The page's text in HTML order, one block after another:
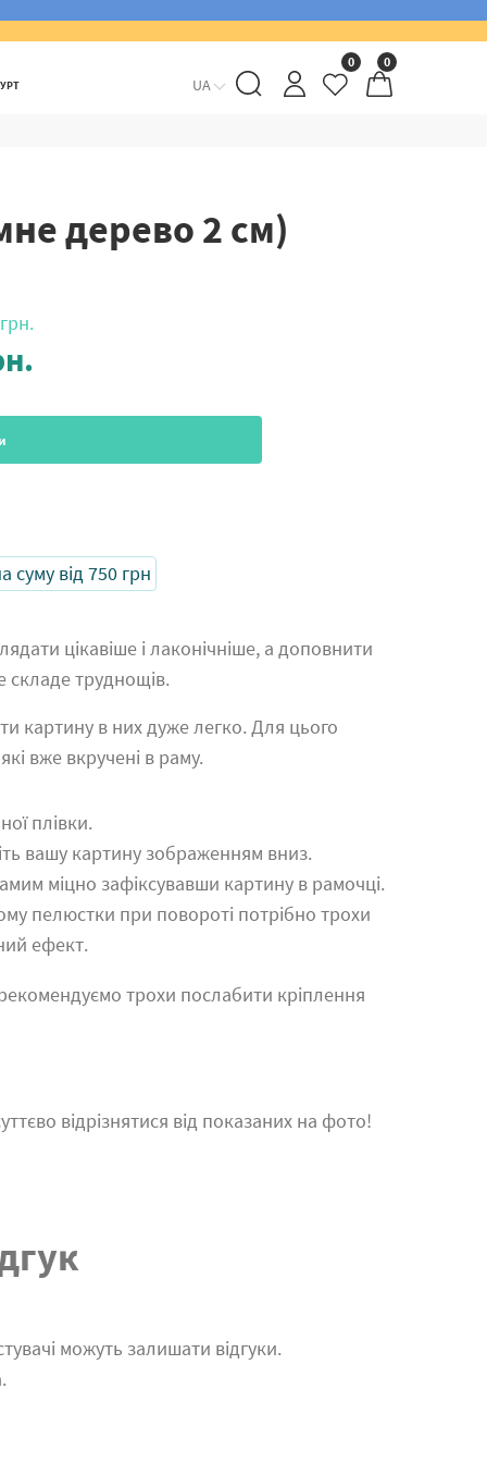
UA
0 0
дерево 2 см)
грн.
суму від 750 грн
цікавіше і лаконічніше, а доповнити
складе труднощів.
картину в них дуже легко. Для цього
вже вкручені в раму.
плівки.
вашу картину зображенням вниз.
міцно зафіксувавши картину в рамочці.
пелюстки при повороті потрібно трохи
ефект.
трохи послабити кріплення
відрізнятися від показаних на фото!
можуть залишати відгуки.